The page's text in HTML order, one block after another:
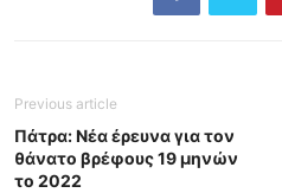
Previous article
Πάτρα: Νέα έρευνα για τον
θάνατο βρέφους 19 μηνών
το 2022